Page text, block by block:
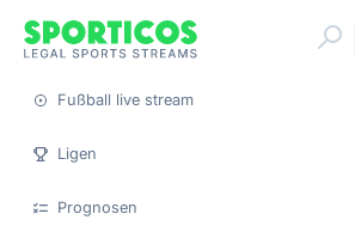
Fußball live stream
Ligen
Prognosen